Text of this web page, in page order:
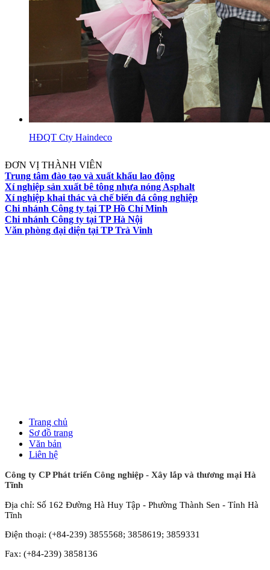
HĐQT Cty Haindeco
ĐƠN VỊ THÀNH VIÊN
Trung tâm đào tạo và xuất khẩu lao động
Xí nghiệp sản xuất bê tông nhựa nóng Asphalt
Xí nghiệp khai thác và chế biến đá công nghiệp
Chi nhánh Công ty tại TP Hồ Chí Minh
Chi nhánh Công ty tại TP Hà Nội
Văn phòng đại diện tại TP Trà Vinh
Trang chủ
Sơ đồ trang
Văn bản
Liên hệ
Công ty CP Phát triển Công nghiệp - Xây lắp và thương mại Hà
Tĩnh
Địa chỉ: Số 162 Đường Hà Huy Tập - Phường Thành Sen - Tỉnh Hà
Tĩnh
Điện thoại: (+84-239) 3855568; 3858619; 3859331
Fax: (+84-239) 3858136